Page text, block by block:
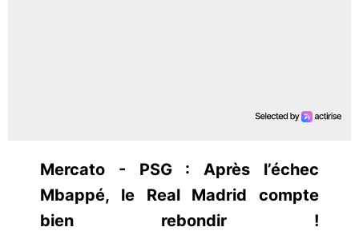
Mercato - PSG : Après l’échec
Mbappé, le Real Madrid compte
bien rebondir !